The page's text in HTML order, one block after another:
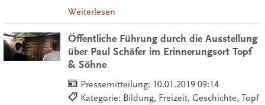
Weiterlesen
Öffentliche Führung durch die Ausstellung
über Paul Schäfer im Erinnerungsort Topf
& Söhne
Pressemitteilung: 10.01.2019 09:14
Kategorie: Bildung, Freizeit, Geschichte, Topf